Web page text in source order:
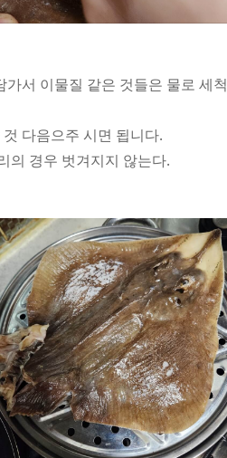
서 이물질 같은 것들은 물로 세척
다음으주 시면 됩니다.
의 경우 벗겨지지 않는다.